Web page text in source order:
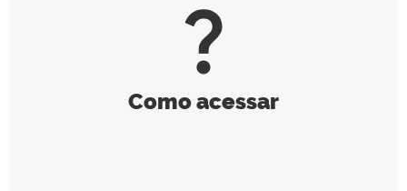
question_mark
Como acessar